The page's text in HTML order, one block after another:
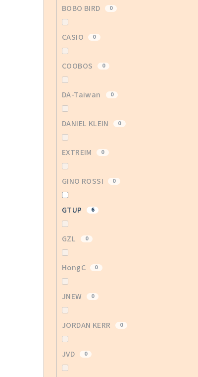
BOBO BIRD 0
CASIO 0
COOBOS 0
DA-Taiwan 0
DANIEL KLEIN 0
EXTREIM 0
GINO ROSSI 0
GTUP 6
GZL 0
HongC 0
JNEW 0
JORDAN KERR 0
JVD 0